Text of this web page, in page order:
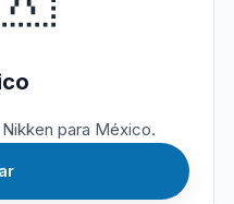
para México.